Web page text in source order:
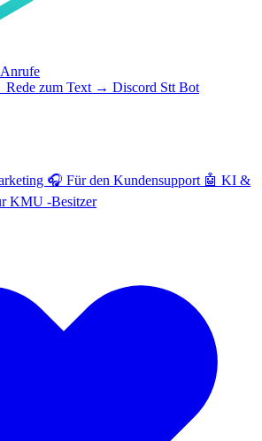
Rede zum Text → Discord Stt Bot
🎧 Für den Kundensupport 🤖 KI &
KMU -Besitzer